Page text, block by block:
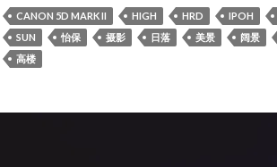
CANON 5D MARK II HIGH HRD IPOH
SUN
怡保 摄影 日落 美景 阔景
高楼